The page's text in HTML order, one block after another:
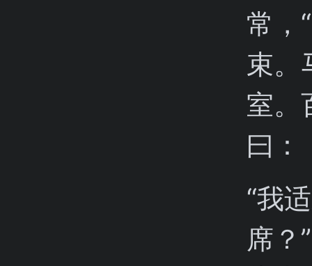
常，
束。
室。
曰：
“我
席？